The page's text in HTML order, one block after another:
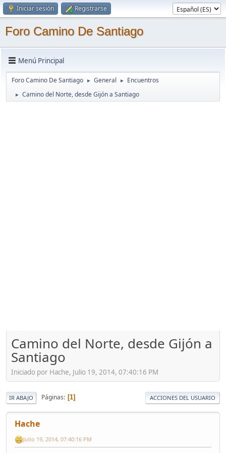
Iniciar sesión Registrarse
Foro Camino De Santiago
Menú Principal
Foro Camino De Santiago ► General ► Encuentros
► Camino del Norte, desde Gijón a Santiago
Camino del Norte, desde Gijón a
Santiago
Iniciado por Hache, Julio 19, 2014, 07:40:16 PM
IR ABAJO Páginas 1 ACCIONES DEL USUARIO
Hache
Julio 19, 2014, 07:40:16 PM